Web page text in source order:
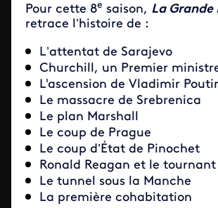
Pour cette 8e saison, La
retrace l’histoire de :
L’attentat de Sarajevo
Churchill, un Premier
L'ascension de Vladimir
Le massacre de Srebrenica
Le plan Marshall
Le coup de Prague
Le coup d’État de Pinochet
Ronald Reagan et le
Le tunnel sous la Manche
La première cohabitation